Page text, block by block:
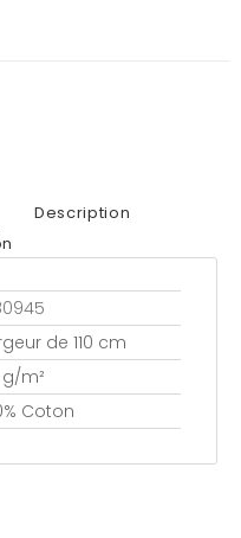
Description
de 110 cm
g/m²
Coton